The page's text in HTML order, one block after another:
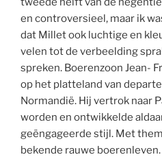
en controversieel, maar ik
dat Millet ook luchtige en
velen tot de verbeelding
spreken. Boerenzoon Jean-
op het platteland van
Normandië. Hij vertrok naar
worden en ontwikkelde
geëngageerde stijl. Met
bekende rauwe boerenleven.